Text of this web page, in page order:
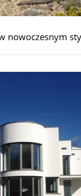
nowoczesnym